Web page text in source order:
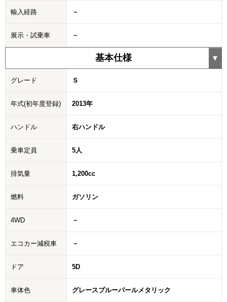
輸入経路 －
展示・試乗車 －
基本仕様
グレード Ｓ
年式(初年度登録) 2013年
ハンドル 右ハンドル
乗車定員 5人
排気量 1,200cc
燃料 ガソリン
4WD －
エコカー減税車 －
ドア 5D
車体色 グレースブルーパールメタリック